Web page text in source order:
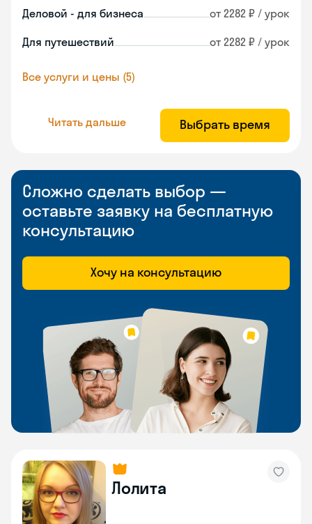
Деловой - для бизнеса от 2282 ₽ / урок
Для путешествий от 2282 ₽ / урок
Все услуги и цены (5)
Читать дальше Выбрать время
Сложно сделать выбор —
оставьте заявку на бесплатную
консультацию
Хочу на консультацию
Лолита